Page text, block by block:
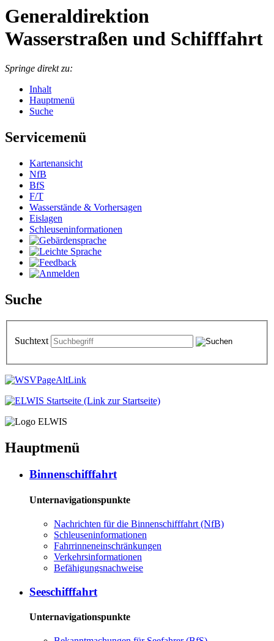
Generaldirektion
Wasserstraßen und Schifffahrt
Springe direkt zu:
Inhalt
Hauptmenü
Suche
Servicemenü
Kar­ten­an­sicht
NfB
BfS
F/T
Was­ser­stän­de & Vor­her­sa­gen
Eis­la­gen
Schleu­sen­in­for­ma­tio­nen
Suche
Suchtext
Hauptmenü
Bin­nen­schiff­fahrt
Unternavigationspunkte
Nach­rich­ten für die Bin­nen­schiff­fahrt (NfB)
Schleu­sen­in­for­ma­tio­nen
Fahr­rin­nen­ein­schrän­kun­gen
Ver­kehrs­in­for­ma­tio­nen
Be­fä­hi­gungs­nach­wei­se
See­schiff­fahrt
Unternavigationspunkte